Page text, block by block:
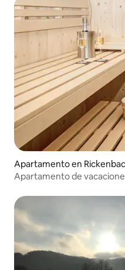
Apartamento en
Apartamento de